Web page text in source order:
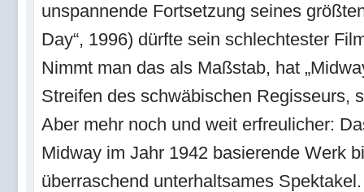
unspannende Fortsetzung seines
Day“, 1996) dürfte sein schlechtester
Nimmt man das als Maßstab, hat
Streifen des schwäbischen Regisseurs,
Aber mehr noch und weit erfreulicher:
Midway im Jahr 1942 basierende Werk
überraschend unterhaltsames Spektakel.